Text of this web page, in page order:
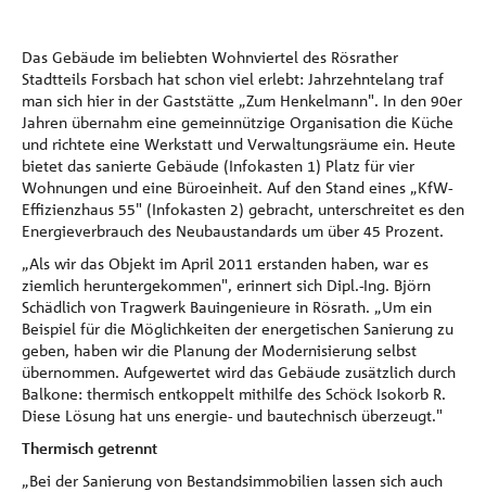
Das Gebäude im beliebten Wohnviertel des Rösrather
Stadtteils Forsbach hat schon viel erlebt: Jahrzehntelang traf
man sich hier in der Gaststätte „Zum Henkelmann". In den 90er
Jahren übernahm eine gemeinnützige Organisation die Küche
und richtete eine Werkstatt und Verwaltungsräume ein. Heute
bietet das sanierte Gebäude (Infokasten 1) Platz für vier
Wohnungen und eine Büroeinheit. Auf den Stand eines „KfW-
Effizienzhaus 55" (Infokasten 2) gebracht, unterschreitet es den
Energieverbrauch des Neubaustandards um über 45 Prozent.
„Als wir das Objekt im April 2011 erstanden haben, war es
ziemlich heruntergekommen", erinnert sich Dipl.-Ing. Björn
Schädlich von Tragwerk Bauingenieure in Rösrath. „Um ein
Beispiel für die Möglichkeiten der energetischen Sanierung zu
geben, haben wir die Planung der Modernisierung selbst
übernommen. Aufgewertet wird das Gebäude zusätzlich durch
Balkone: thermisch entkoppelt mithilfe des Schöck Isokorb R.
Diese Lösung hat uns energie- und bautechnisch überzeugt."
Thermisch getrennt
„Bei der Sanierung von Bestandsimmobilien lassen sich auch